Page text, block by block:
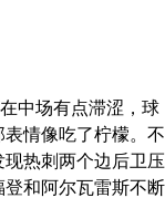
中场有点滞涩，球
情像吃了柠檬。不
热刺两个边后卫压
和阿尔瓦雷斯不断